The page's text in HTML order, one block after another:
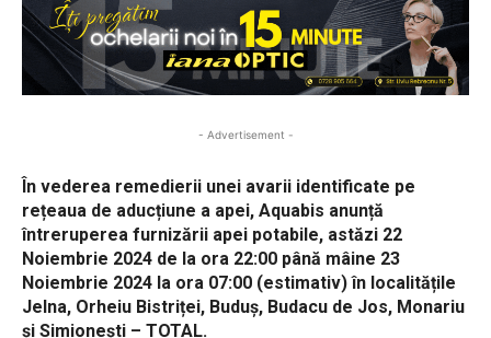
- Advertisement -
În vederea remedierii unei avarii identificate pe
rețeaua de aducțiune a apei, Aquabis anunță
întreruperea furnizării apei potabile, astăzi 22
Noiembrie 2024 de la ora 22:00 până mâine 23
Noiembrie 2024 la ora 07:00 (estimativ) în localitățile
Jelna, Orheiu Bistriței, Buduș, Budacu de Jos, Monariu
și Simionești – TOTAL.